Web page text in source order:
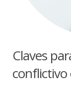
Claves
conflictivo